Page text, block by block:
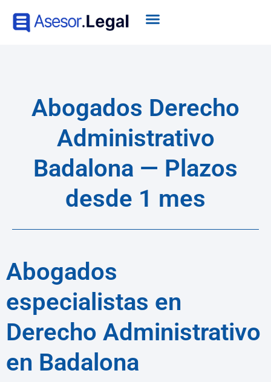
Abogados Derecho
Administrativo
Badalona — Plazos
desde 1 mes
Abogados
especialistas en
Derecho Administrativo
en Badalona